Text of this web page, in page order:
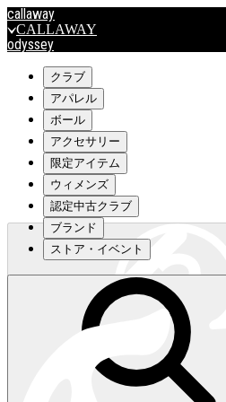
callaway
CALLAWAY
odyssey
travismathew
outlet
OUTLET
キャロウェイアパレルはこちら>>>
キャロウェイアパレルはこちら>>>
クラブ
アパレル
ボール
アクセサリー
限定アイテム
ウィメンズ
認定中古クラブ
ブランド
ストア・イベント